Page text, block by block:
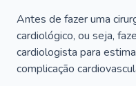
Antes de fazer uma
cardiológico, ou seja,
cardiologista para
complicação